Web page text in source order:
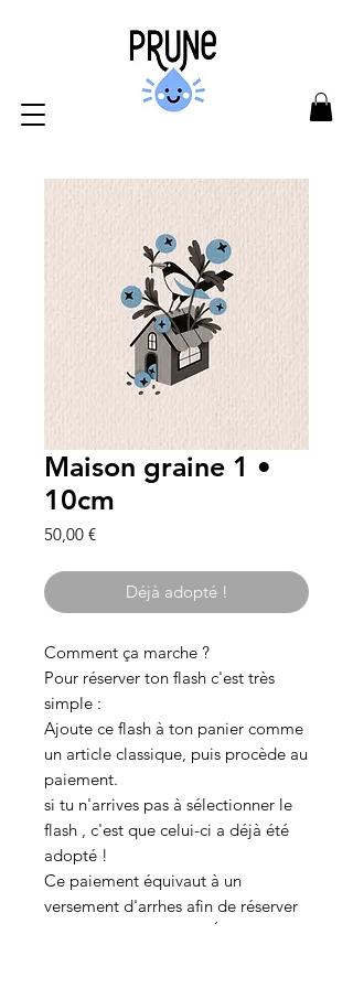
Maison graine 1 •
10cm
50,00 €Prix
Déjà adopté !
Comment ça marche ?
Pour réserver ton flash c'est très
simple :
Ajoute ce flash à ton panier comme
un article classique, puis procède au
paiement.
si tu n'arrives pas à sélectionner le
flash , c'est que celui-ci a déjà été
adopté !
Ce paiement équivaut à un
versement d'arrhes afin de réserver